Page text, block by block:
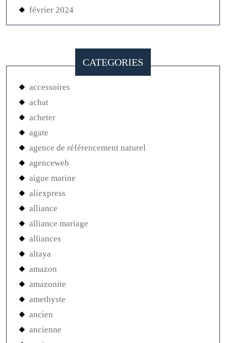
février 2024
CATEGORIES
accessoires
achat
acheter
agate
agence de référencement naturel
agenceweb
aigue marine
aliexpress
alliance
alliance mariage
alliances
altaya
amazon
amazonite
amethyste
ancien
ancienne